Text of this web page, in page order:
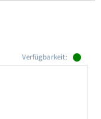
Verfügbarkeit: